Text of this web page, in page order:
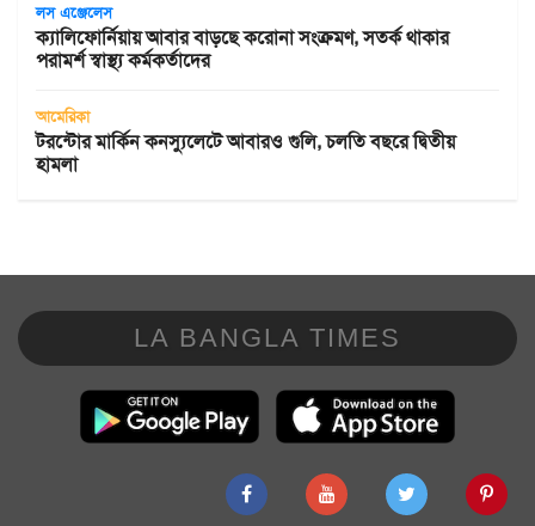
লস এঞ্জেলেস
ক্যালিফোর্নিয়ায় আবার বাড়ছে করোনা সংক্রমণ, সতর্ক থাকার
পরামর্শ স্বাস্থ্য কর্মকর্তাদের
আমেরিকা
টরন্টোর মার্কিন কনস্যুলেটে আবারও গুলি, চলতি বছরে দ্বিতীয়
হামলা
LA BANGLA TIMES